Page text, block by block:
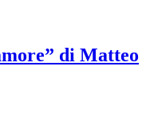
di Matteo